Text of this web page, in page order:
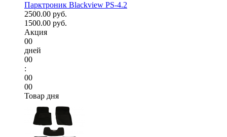
Парктроник Blackview PS-4.2
2500.00 руб.
1500.00 руб.
Акция
00
дней
00
:
00
00
Товар дня